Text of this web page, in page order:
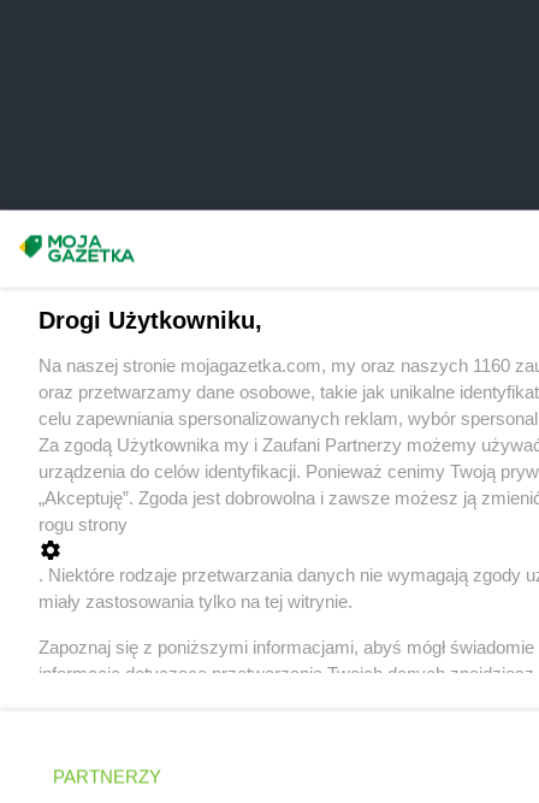
Drogi Użytkowniku,
Na naszej stronie mojagazetka.com, my oraz naszych 1160
oraz przetwarzamy dane osobowe, takie jak unikalne
celu zapewniania spersonalizowanych reklam, wybór
Za zgodą Użytkownika my i Zaufani Partnerzy możemy
urządzenia do celów identyfikacji. Ponieważ cenimy Twoją
„Akceptuję”. Zgoda jest dobrowolna i zawsze możesz ją
rogu strony
. Niektóre rodzaje przetwarzania danych nie wymagają
miały zastosowania tylko na tej witrynie.
Zapoznaj się z poniższymi informacjami, abyś mógł
informacje dotyczące przetwarzania Twoich danych
PARTNERZY